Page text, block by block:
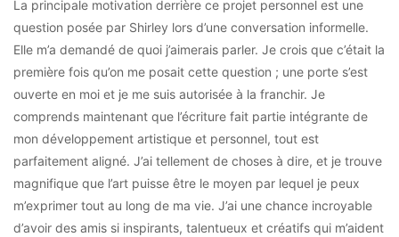
La principale motivation derrière ce projet personnel est une
question posée par Shirley lors d’une conversation informelle.
Elle m’a demandé de quoi j’aimerais parler. Je crois que c’était la
première fois qu’on me posait cette question ; une porte s’est
ouverte en moi et je me suis autorisée à la franchir. Je
comprends maintenant que l’écriture fait partie intégrante de
mon développement artistique et personnel, tout est
parfaitement aligné. J’ai tellement de choses à dire, et je trouve
magnifique que l’art puisse être le moyen par lequel je peux
m’exprimer tout au long de ma vie. J’ai une chance incroyable
d’avoir des amis si inspirants, talentueux et créatifs qui m’aident